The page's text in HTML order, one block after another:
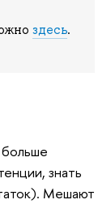
здесь.
знать
Мешают